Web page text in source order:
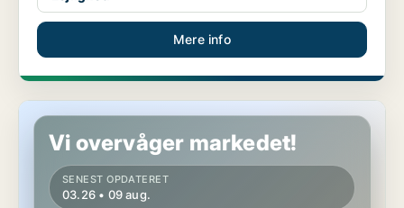
Mere info
Lejlighed i Nyborg
Vi overvåger markedet!
SENEST OPDATERET
03.26 • 09 aug.